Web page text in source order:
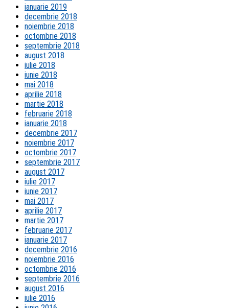
ianuarie 2019
decembrie 2018
noiembrie 2018
octombrie 2018
septembrie 2018
august 2018
iulie 2018
iunie 2018
mai 2018
aprilie 2018
martie 2018
februarie 2018
ianuarie 2018
decembrie 2017
noiembrie 2017
octombrie 2017
septembrie 2017
august 2017
iulie 2017
iunie 2017
mai 2017
aprilie 2017
martie 2017
februarie 2017
ianuarie 2017
decembrie 2016
noiembrie 2016
octombrie 2016
septembrie 2016
august 2016
iulie 2016